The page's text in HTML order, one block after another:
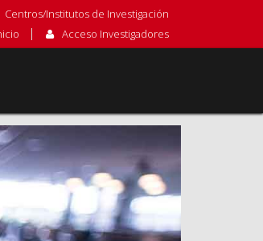
Centros/Institutos de Investigación
Acceso Investigadores